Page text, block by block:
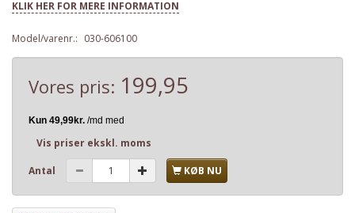
KLIK HER FOR MERE INFORMATION
Model/varenr.: 030-606100
Vores pris: 199,95
Vis priser ekskl. moms
Antal KØB NU